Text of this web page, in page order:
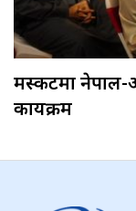
मस्कटमा नेपाल-
कार्यक्रम